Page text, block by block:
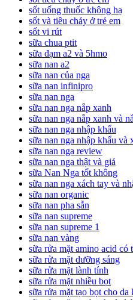
sốt uống thuốc không hạ
sốt và tiêu chảy ở trẻ em
sốt vi rút
sữa chua ptit
sữa đạm a2 và 5hmo
sữa nan a2
sữa nan của nga
sữa nan infinipro
sữa nan nga
sữa nan nga nắp xanh
sữa nan nga nắp xanh và
sữa nan nga nhập khẩu
sữa nan nga nhập khẩu và
sữa nan nga review
sữa nan nga thật và giả
sữa Nan Nga tốt không
sữa nan nga xách tay và
sữa nan organic
sữa nan pha sẵn
sữa nan supreme
sữa nan supreme 1
sữa nan vàng
sữa rửa mặt amino acid có
sữa rửa mặt dưỡng sáng
sữa rửa mặt lành tính
sữa rửa mặt nhiều bọt
sữa rửa mặt tạo bọt cho da